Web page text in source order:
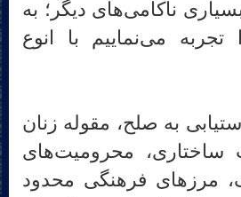
ناکامی‌های دیگر؛ به
می‌نماییم با انوع
به صلح، مقوله زنان
ساختاری، محرومیت‌های
مرزهای فرهنگی محدود